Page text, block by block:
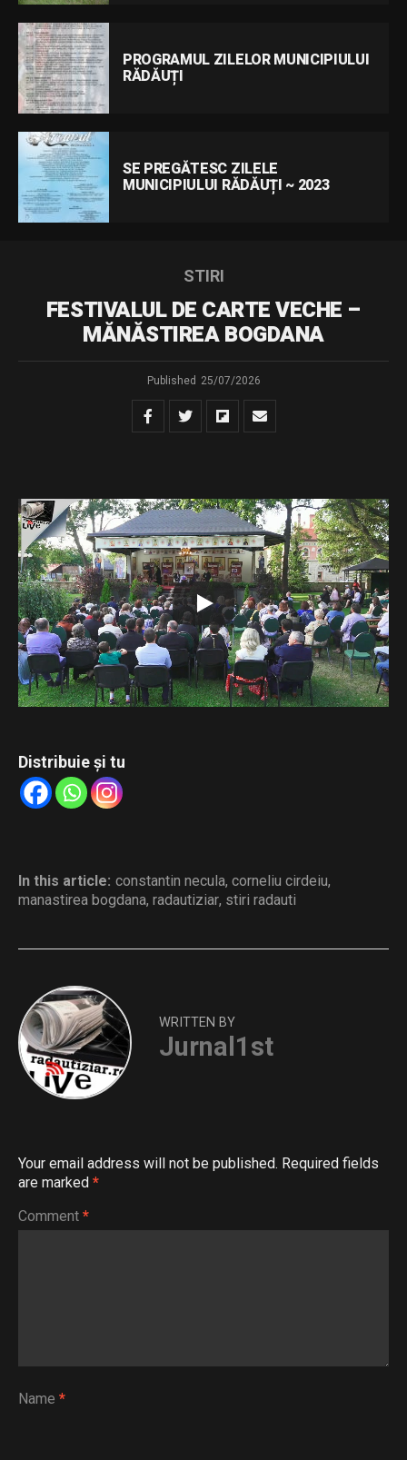
PROGRAMUL ZILELOR MUNICIPIULUI
RĂDĂUȚI
SE PREGĂTESC ZILELE
MUNICIPIULUI RĂDĂUȚI ~ 2023
STIRI
FESTIVALUL DE CARTE VECHE –
MĂNĂSTIREA BOGDANA
Published 25/07/2026
Urmăriți transmisiunea LIVE de la Mănăstirea Bogdana a
celei de-a doua ediții a Festivalului de Carte Veche
„Tipăriturile bisericești – punte între trecut, prezent și
viitor”.
Conferința susținută de părintele Constantin Necula,
intitulată „Cartea scrisă – remediul duhovnicesc al
însingurării culturale”, și recitalul de muzică veche susținut
de părintele arhidiacon Ieremia Sărmaș.
Distribuie și tu
In this article: constantin necula, corneliu cirdeiu,
manastirea bogdana, radautiziar, stiri radauti
WRITTEN BY
Jurnal1st
Your email address will not be published. Required fields
are marked *
Comment *
Name *